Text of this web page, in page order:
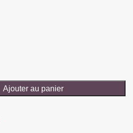
Ajouter au panier